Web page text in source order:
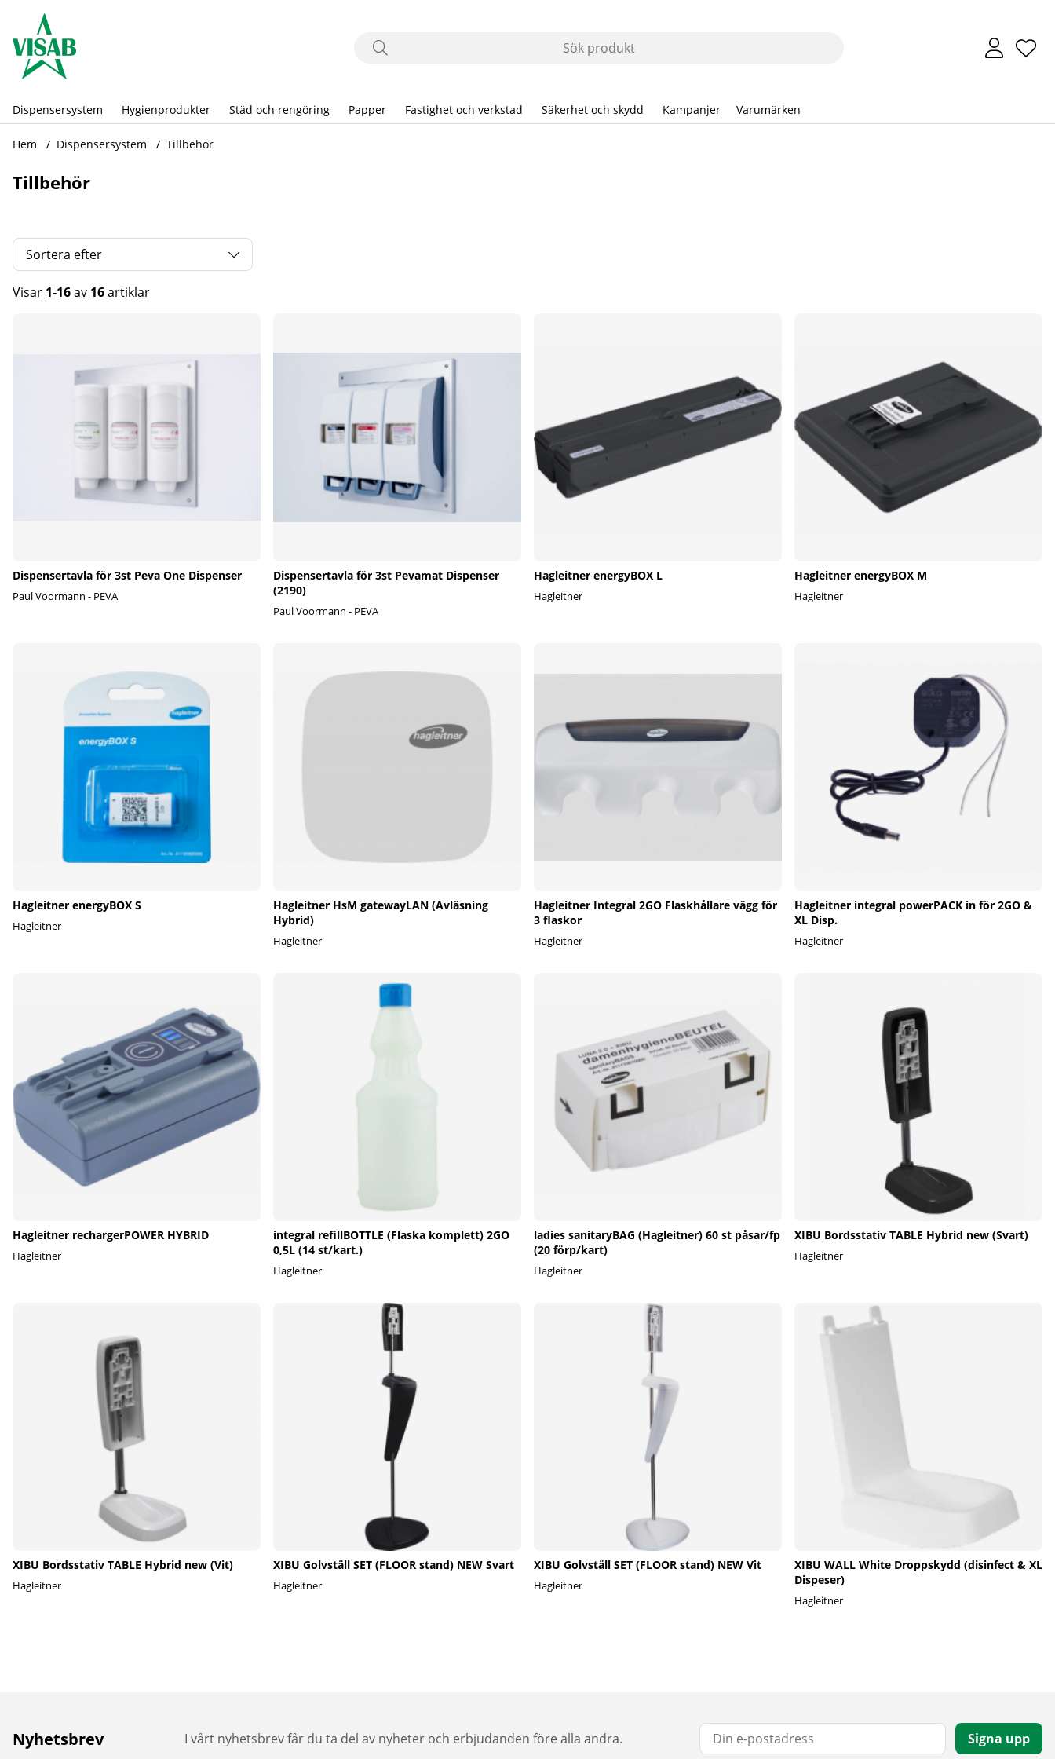
.
Dispensersystem Hygienprodukter Städ och rengöring Papper Fastighet och verkstad Säkerhet och skydd Kampanjer Varumärken
Hem Dispensersystem Tillbehör
Tillbehör
Sortera efter
Visar 1-16av 16artiklar
Dispensertavla för 3st Peva One Dispenser
Paul Voormann - PEVA
Dispensertavla för 3st Pevamat Dispenser
(2190)
Paul Voormann - PEVA
Hagleitner energyBOX L
Hagleitner
Hagleitner energyBOX M
Hagleitner
Hagleitner energyBOX S
Hagleitner
Hagleitner HsM gatewayLAN (Avläsning
Hybrid)
Hagleitner
Hagleitner Integral 2GO Flaskhållare vägg för
3 flaskor
Hagleitner
Hagleitner integral powerPACK in för 2GO &
XL Disp.
Hagleitner
Hagleitner rechargerPOWER HYBRID
Hagleitner
integral refillBOTTLE (Flaska komplett) 2GO
0,5L (14 st/kart.)
Hagleitner
ladies sanitaryBAG (Hagleitner) 60 st påsar/fp
(20 förp/kart)
Hagleitner
XIBU Bordsstativ TABLE Hybrid new (Svart)
Hagleitner
XIBU Bordsstativ TABLE Hybrid new (Vit)
Hagleitner
XIBU Golvställ SET (FLOOR stand) NEW Svart
Hagleitner
XIBU Golvställ SET (FLOOR stand) NEW Vit
Hagleitner
XIBU WALL White Droppskydd (disinfect & XL
Dispeser)
Hagleitner
Nyhetsbrev I vårt nyhetsbrev får du ta del av nyheter och erbjudanden före alla andra. E-post: Signa upp